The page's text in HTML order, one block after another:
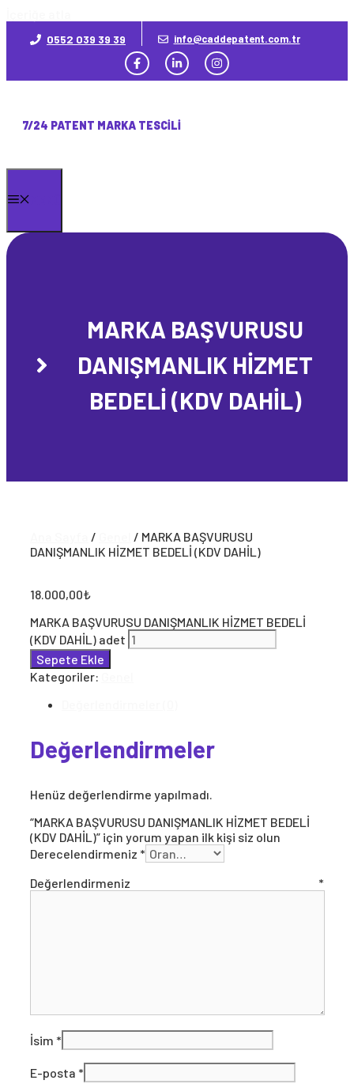
0552 039 39 39 info@caddepatent.com.tr
7/24 PATENT MARKA TESCILI
MARKA BAŞVURUSU
DANIŞMANLIK HİZMET
BEDELİ (KDV DAHİL)
/
/ MARKA BAŞVURUSU
DANIŞMANLIK HİZMET BEDELİ (KDV DAHİL)
18.000,00₺
MARKA BAŞVURUSU DANIŞMANLIK HİZMET BEDELİ
(KDV DAHİL) adet
Sepete Ekle
Kategoriler:
Değerlendirmeler
Henüz değerlendirme yapılmadı.
“MARKA BAŞVURUSU DANIŞMANLIK HİZMET BEDELİ
(KDV DAHİL)” için yorum yapan ilk kişi siz olun
Derecelendirmeniz *
Değerlendirmeniz *
İsim *
E-posta *